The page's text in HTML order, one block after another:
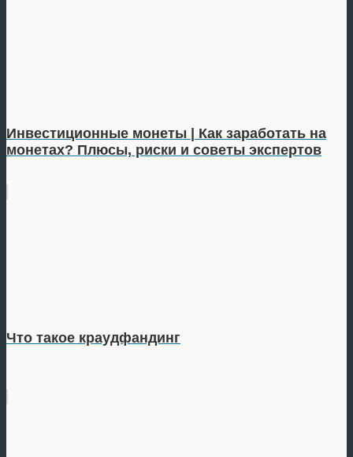
Инвестиционные монеты | Как заработать на
монетах? Плюсы, риски и советы экспертов
Что такое краудфандинг